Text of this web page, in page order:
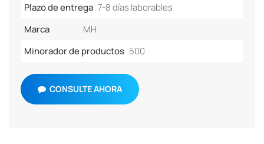
Plazo de entrega 7-8 días laborables
Marca
MH
Minorador de productos 500
CONSULTE AHORA